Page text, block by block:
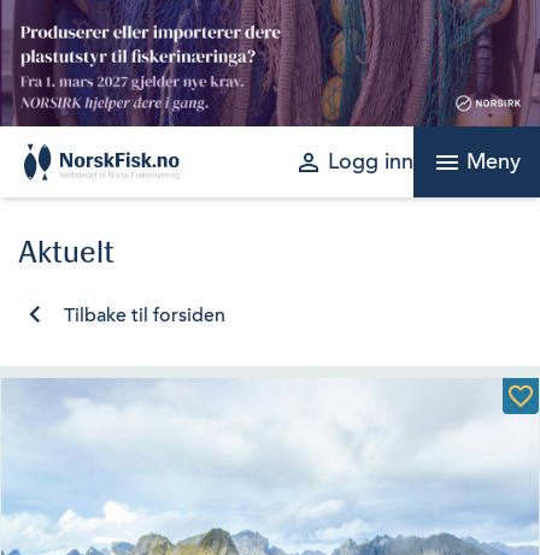
Skip
content
perm_identity Logg inn menu Meny
Aktuelt
Tilbake til forsiden